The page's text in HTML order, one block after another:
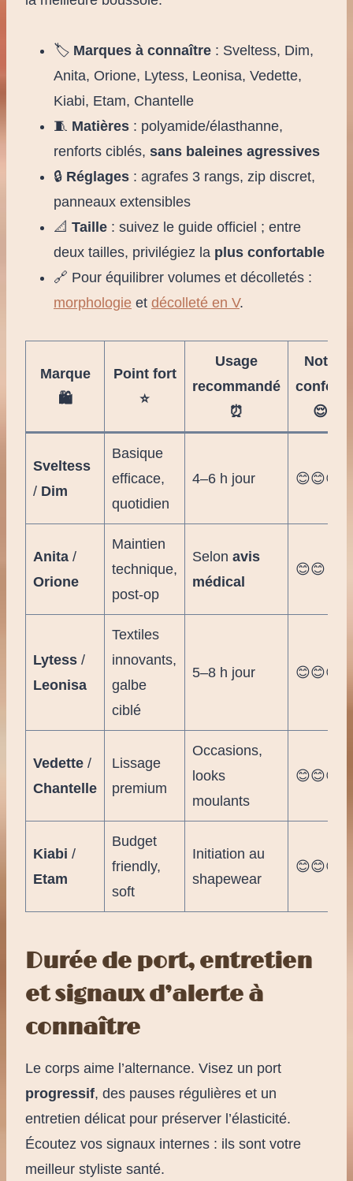
🏷️ Marques à connaître : Sveltess, Dim,
Anita, Orione, Lytess, Leonisa, Vedette,
Kiabi, Etam, Chantelle
🧵 Matières : polyamide/élasthanne,
renforts ciblés, sans baleines agressives
🔒 Réglages : agrafes 3 rangs, zip discret,
panneaux extensibles
📐 Taille : suivez le guide officiel ; entre
deux tailles, privilégiez la plus confortable
🔗 Pour équilibrer volumes et décolletés :
morphologie et décolleté en V.
Marque
🛍️
Point fort
⭐
Usage
recommandé
⏰
Note
confort
😌
Sveltess
/ Dim
Basique
efficace,
quotidien
4–6 h jour 😊😊😊
Anita /
Orione
Maintien
technique,
post-op
Selon avis
médical
😊😊
Lytess /
Leonisa
Textiles
innovants,
galbe
ciblé
5–8 h jour 😊😊😊
Vedette /
Chantelle
Lissage
premium
Occasions,
looks
moulants
😊😊😊
Kiabi /
Etam
Budget
friendly,
soft
Initiation au
shapewear
😊😊😊
Durée de port, entretien
et signaux d’alerte à
connaître
Le corps aime l’alternance. Visez un port
progressif, des pauses régulières et un
entretien délicat pour préserver l’élasticité.
Écoutez vos signaux internes : ils sont votre
meilleur styliste santé.